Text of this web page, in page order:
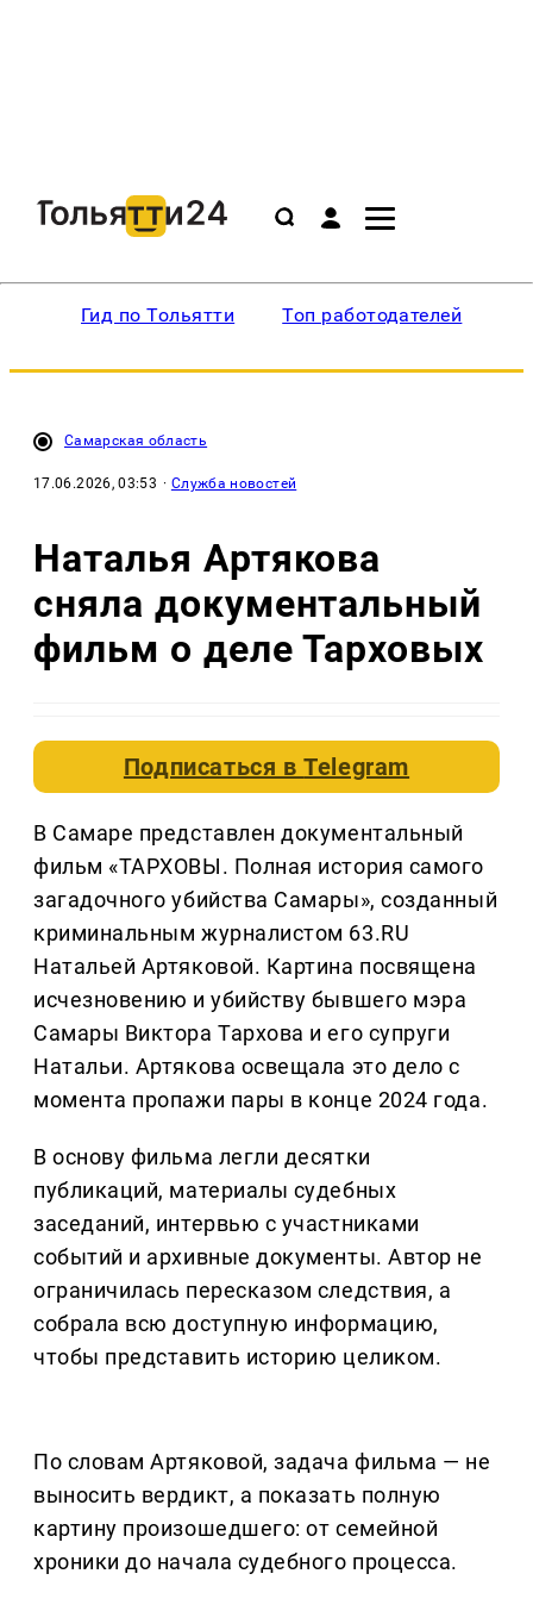
Гид по Тольятти Топ работодателей
Самарская область
17.06.2026, 03:53 · Служба новостей
Наталья Артякова
сняла документальный
фильм о деле Тарховых
Подписаться вTelegram
В Самаре представлен документальный
фильм «ТАРХОВЫ. Полная история самого
загадочного убийства Самары», созданный
криминальным журналистом 63.RU
Натальей Артяковой. Картина посвящена
исчезновению и убийству бывшего мэра
Самары Виктора Тархова и его супруги
Натальи. Артякова освещала это дело с
момента пропажи пары в конце 2024 года.
В основу фильма легли десятки
публикаций, материалы судебных
заседаний, интервью с участниками
событий и архивные документы. Автор не
ограничилась пересказом следствия, а
собрала всю доступную информацию,
чтобы представить историю целиком.
По словам Артяковой, задача фильма — не
выносить вердикт, а показать полную
картину произошедшего: от семейной
хроники до начала судебного процесса.